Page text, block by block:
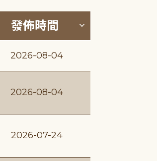
單位排序 (升降冪)
發佈時間 按發佈時間
2026-08-04
2026-08-04
2026-07-24